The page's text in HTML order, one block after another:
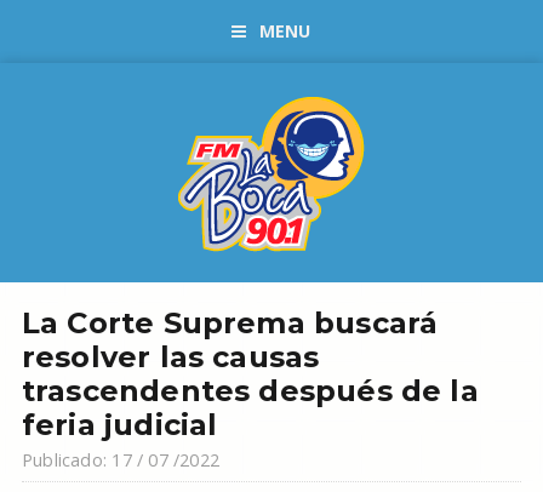
MENU
La Corte Suprema buscará
resolver las causas
trascendentes después de la
feria judicial
Publicado: 17 / 07 /2022